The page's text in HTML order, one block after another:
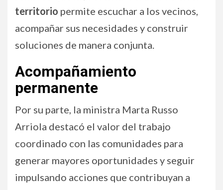
territorio permite escuchar a los vecinos,
acompañar sus necesidades y construir
soluciones de manera conjunta.
Acompañamiento
permanente
Por su parte, la ministra Marta Russo
Arriola destacó el valor del trabajo
coordinado con las comunidades para
generar mayores oportunidades y seguir
impulsando acciones que contribuyan a